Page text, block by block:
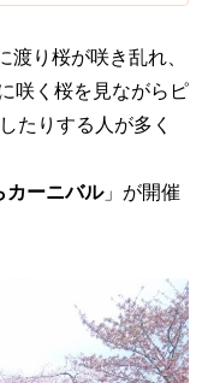
渡り桜が咲き乱れ、
咲く桜を見ながらピ
たりする人が多く
カーニバル」が開催